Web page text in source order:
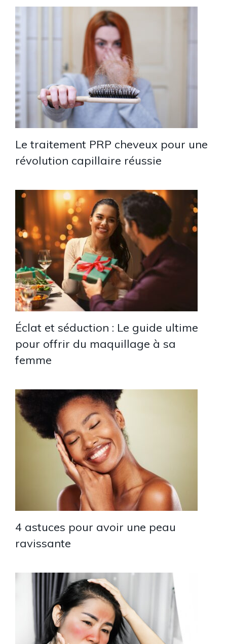
Le traitement PRP cheveux pour une
révolution capillaire réussie
Éclat et séduction : Le guide ultime
pour offrir du maquillage à sa
femme
4 astuces pour avoir une peau
ravissante